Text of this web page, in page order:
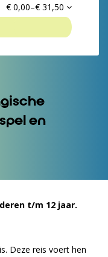
€ 0,00–€ 31,50
en
t/m 12 jaar.
Deze reis voert hen